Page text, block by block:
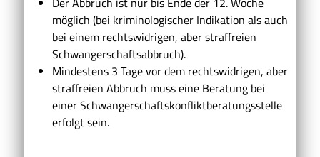
möglich (bei kriminologischer Indikation als auch
bei einem rechtswidrigen, aber straffreien
Schwangerschaftsabbruch).
Mindestens 3 Tage vor dem rechtswidrigen, aber
straffreien Abbruch muss eine Beratung bei
einer Schwangerschaftskonfliktberatungsstelle
erfolgt sein.